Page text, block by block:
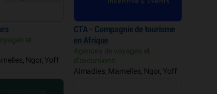
et
Ngor, Yoff
CTA - Compagnie de tourisme
en Afrique
Agences de voyages et
d’excursions
Almadies, Mamelles, Ngor, Yoff